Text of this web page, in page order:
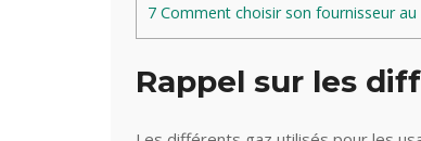
7 Comment choisir son fournisseur au
Rappel sur les